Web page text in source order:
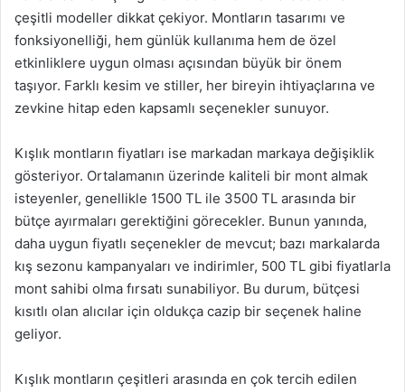
çeşitli modeller dikkat çekiyor. Montların tasarımı ve
fonksiyonelliği, hem günlük kullanıma hem de özel
etkinliklere uygun olması açısından büyük bir önem
taşıyor. Farklı kesim ve stiller, her bireyin ihtiyaçlarına ve
zevkine hitap eden kapsamlı seçenekler sunuyor.
Kışlık montların fiyatları ise markadan markaya değişiklik
gösteriyor. Ortalamanın üzerinde kaliteli bir mont almak
isteyenler, genellikle 1500 TL ile 3500 TL arasında bir
bütçe ayırmaları gerektiğini görecekler. Bunun yanında,
daha uygun fiyatlı seçenekler de mevcut; bazı markalarda
kış sezonu kampanyaları ve indirimler, 500 TL gibi fiyatlarla
mont sahibi olma fırsatı sunabiliyor. Bu durum, bütçesi
kısıtlı olan alıcılar için oldukça cazip bir seçenek haline
geliyor.
Kışlık montların çeşitleri arasında en çok tercih edilen